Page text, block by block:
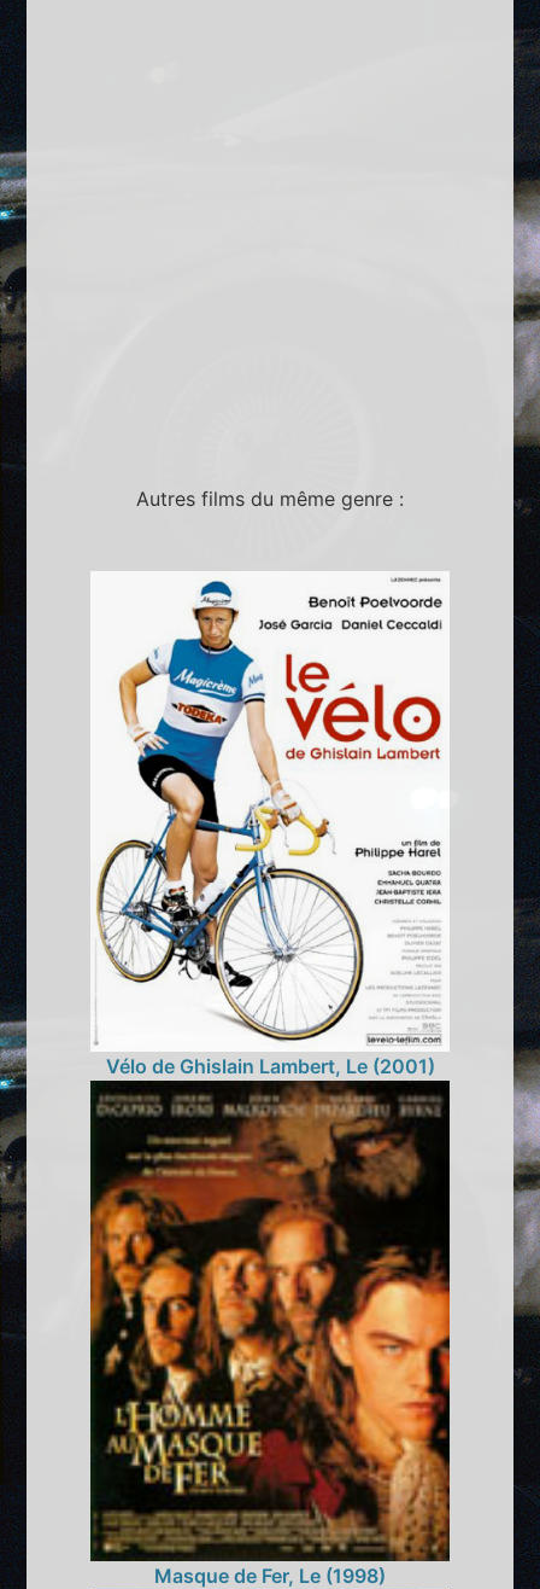
Autres films du même genre :
Vélo de Ghislain Lambert, Le (2001)
Masque de Fer, Le (1998)